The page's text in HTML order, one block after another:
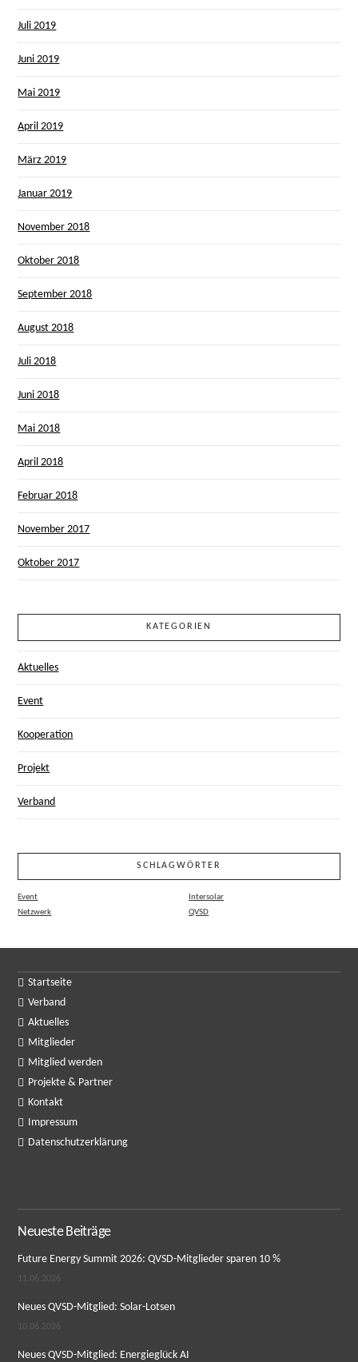
Juli 2019
Juni 2019
Mai 2019
April 2019
März 2019
Januar 2019
November 2018
Oktober 2018
September 2018
August 2018
Juli 2018
Juni 2018
Mai 2018
April 2018
Februar 2018
November 2017
Oktober 2017
KATEGORIEN
Aktuelles
Event
Kooperation
Projekt
Verband
SCHLAGWÖRTER
Event
Intersolar
Netzwerk
QVSD
Startseite
Verband
Aktuelles
Mitglieder
Mitglied werden
Projekte & Partner
Kontakt
Impressum
Datenschutzerklärung
Neueste Beiträge
Future Energy Summit 2026: QVSD-Mitglieder sparen 10 %
11.06.2026
Neues QVSD-Mitglied: Solar-Lotsen
10.06.2026
Neues QVSD-Mitglied: Energieglück AI